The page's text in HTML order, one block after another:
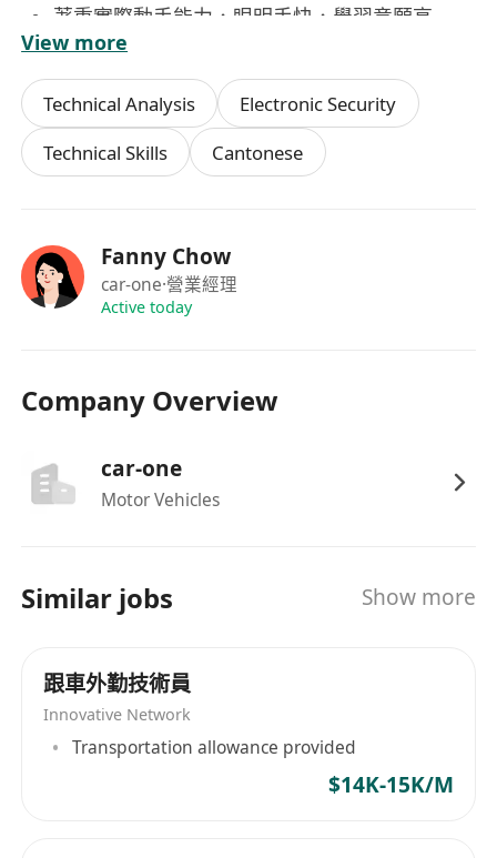
著重實際動手能力，眼明手快，學習意願高
能接受基本職前培訓，快速掌握洗車技術與流程
工作態度認真，注重細節，具備責任感
可適應戶外或半戶外工作環境，體力佳者尤佳
福利
View more
Technical Analysis
Electronic Security
Technical Skills
Cantonese
Fanny Chow
car-one·營業經理
Active today
Company Overview
car-one
Motor Vehicles
Similar jobs Show more
跟車外勤技術員
Innovative Network
Transportation allowance provided
$14K-15K/M